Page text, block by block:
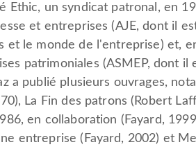
Ethic, un syndicat patronal, en
et entreprises (AJE, dont il
et le monde de l'entreprise) et,
patrimoniales (ASMEP, dont il
a publié plusieurs ouvrages,
La Fin des patrons (Robert
en collaboration (Fayard,
entreprise (Fayard, 2002) et